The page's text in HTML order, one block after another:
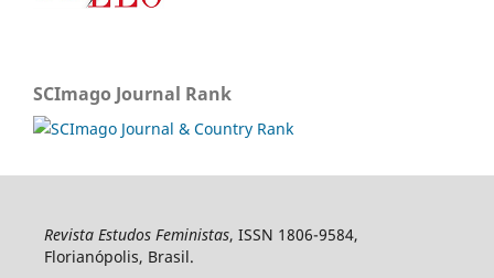
SCImago Journal Rank
Revista Estudos Feministas, ISSN 1806-9584,
Florianópolis, Brasil.